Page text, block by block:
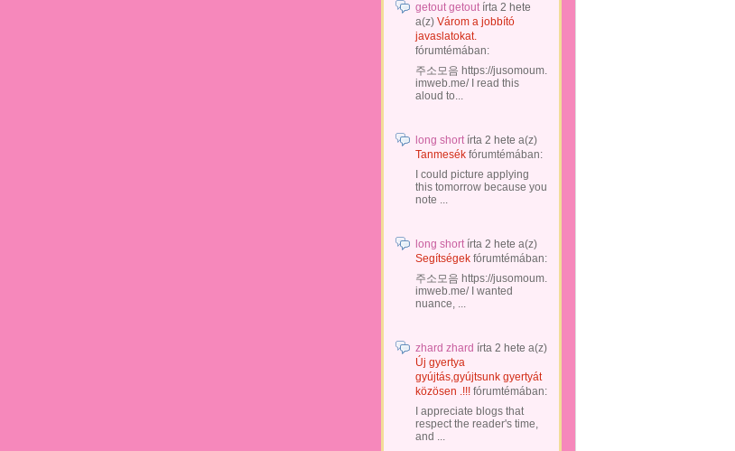
getout getoutírta 2 hete
a(z) Várom a jobbító
javaslatokat.
fórumtémában:
주소모음 https://jusomoum.
imweb.me/ I read this
aloud to...
long shortírta 2 hete a(z)
Tanmesék fórumtémában:
I could picture applying
this tomorrow because you
note ...
long shortírta 2 hete a(z)
Segítségek fórumtémában:
주소모음 https://jusomoum.
imweb.me/ I wanted
nuance, ...
zhard zhard írta 2 hete a(z)
Új gyertya
gyújtás,gyújtsunk gyertyát
közösen .!!! fórumtémában:
I appreciate blogs that
respect the reader's time,
and ...